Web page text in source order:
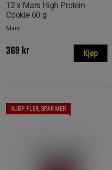
12 x Mars High Protein
Cookie 60 g
Mars
369 kr Kjøp
KJØP FLER, SPAR MER